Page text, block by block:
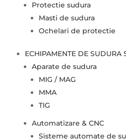
Protectie sudura
Masti de sudura
Ochelari de protectie
ECHIPAMENTE DE SUDURA
Aparate de sudura
MIG / MAG
MMA
TIG
Automatizare & CNC
Sisteme automate de